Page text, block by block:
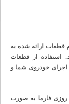
قطعات ارائه شده به
استفاده از قطعات
اجرای خودروی شما و
روزی فارما به صورت